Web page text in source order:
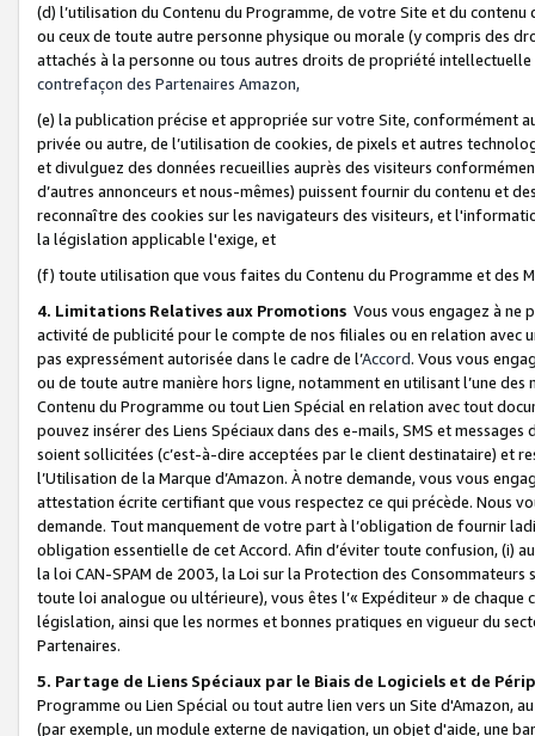
(d) l’utilisation du Contenu du Programme, de votre Site et du
ou ceux de toute autre personne physique ou morale (y compris des
attachés à la personne ou tous autres droits de propriété
contrefaçon des Partenaires Amazon,
(e) la publication précise et appropriée sur votre Site, conformément
privée ou autre, de l’utilisation de cookies, de pixels et autres
et divulguez des données recueillies auprès des visiteurs
d’autres annonceurs et nous-mêmes) puissent fournir du contenu et
reconnaître des cookies sur les navigateurs des visiteurs, et
la législation applicable l'exige, et
(f) toute utilisation que vous faites du Contenu du Programme et des
4. Limitations Relatives aux Promotions Vous vous engagez à ne
activité de publicité pour le compte de nos filiales ou en relation avec
pas expressément autorisée dans le cadre de l’Accord. Vous vous
ou de toute autre manière hors ligne, notamment en utilisant l’une
Contenu du Programme ou tout Lien Spécial en relation avec tout
pouvez insérer des Liens Spéciaux dans des e-mails, SMS et
soient sollicitées (c’est-à-dire acceptées par le client destinataire) et
l’Utilisation de la Marque d’Amazon. À notre demande, vous vous
attestation écrite certifiant que vous respectez ce qui précède. Nous
demande. Tout manquement de votre part à l’obligation de fournir
obligation essentielle de cet Accord. Afin d’éviter toute confusion, (i)
la loi CAN-SPAM de 2003, la Loi sur la Protection des
toute loi analogue ou ultérieure), vous êtes l’« Expéditeur » de
législation, ainsi que les normes et bonnes pratiques en vigueur du
Partenaires.
5. Partage de Liens Spéciaux par le Biais de Logiciels et de
Programme ou Lien Spécial ou tout autre lien vers un Site d'Amazon,
(par exemple, un module externe de navigation, un objet d'aide, une